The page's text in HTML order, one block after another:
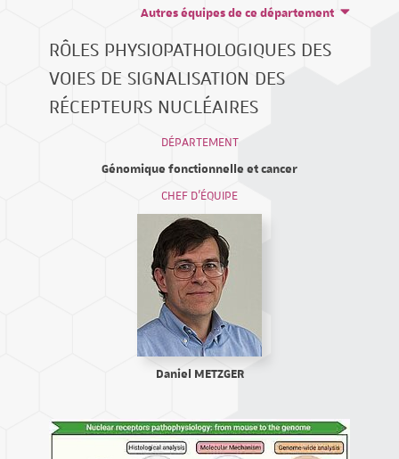
RÔLES PHYSIOPATHOLOGIQUES DES
VOIES DE SIGNALISATION DES
RÉCEPTEURS NUCLÉAIRES
Autres équipes de ce département
DÉPARTEMENT
Génomique fonctionnelle et cancer
CHEF D'ÉQUIPE
Daniel METZGER